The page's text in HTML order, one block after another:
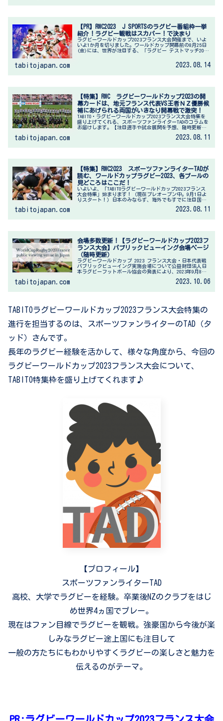
【PR】RWC2023 J SPORTSのラグビー番組枠一挙
紹介！ラグビー観戦はスカパー！で決まり
ラグビーワールドカップ2023フランス大会開催まで、いよ
いよ1か月を切りました。ワールドカップ開幕前の8月25日
(金)には、世界が注目する、「ラグビー テストマッチ2023
tabitojapan.com 2023.08.14
【特集】RWC ラグビーワールドカップ2023の開
幕カードは、地元フランス代表VS王者ＮＺ優勝候
補にあげられる両国がいきなり開幕戦で激突！
TABITO・ラグビーワールドカップ2023フランス大会特集を
盛り上げてくれる、スポーツファンライターTADのコラムを
お届けします。【注目選手や試合展開を予想、随時更新し
tabitojapan.com 2023.08.11
【特集】RWC2023 スポーツファンライターTADが
読む、ワールドカップラグビー2023、各プールの
見どころはここだ！
いよいよ、「TABITOラグビーワールドカップ2023フランス
大会特集」始まります！（現在プレオープン中。9月1日よ
りスタート！）日本のみならず、海外でもすでに注目国や
tabitojapan.com 2023.08.11
会場多数更新！【ラグビーワールドカップ2023フ
ランス大会】パブリックビューイング会場ページ
（随時更新）
ラグビーワールドカップ 2023 フランス大会・日本代表戦
パブリックビューイング実施会場について公益財団法人日
本ラグビーフットボール協会の発表により、2023年9月8日
tabitojapan.com 2023.10.06
TABITOラグビーワールドカップ2023フランス大会特集の
進行を担当するのは、スポーツファンライターのTAD（タ
ッド）さんです。
長年のラグビー経験を活かして、様々な角度から、今回の
ラグビーワールドカップ2023フランス大会について、
TABITO特集枠を盛り上げてくれます♪
【プロフィール】
スポーツファンライターTAD
高校、大学でラグビーを経験。卒業後NZのクラブをはじ
め世界4ヵ国でプレー。
現在はファン目線でラグビーを観戦。強豪国から今後が楽
しみなラグビー途上国にも注目して
一般の方たちにもわかりやすくラグビーの楽しさと魅力を
伝えるのがテーマ。
PR:ラグビーワールドカップ2023フランス大会